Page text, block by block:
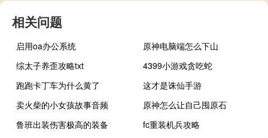
相关问题
启用oa办公系统
原神电脑端怎么下山
综太子养歪攻略txt
4399小游戏贪吃蛇
跑跑卡丁车为什么黄了
这才是诛仙手游
卖火柴的小女孩故事音频
原神怎么让自己囤原石
鲁班出装伤害极高的装备
fc重装机兵攻略